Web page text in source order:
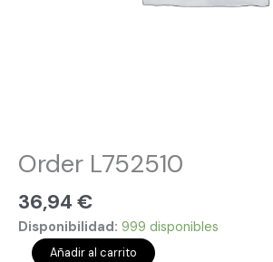
Order L752510
36,94 €
Disponibilidad: 999 disponibles
Añadir al carrito